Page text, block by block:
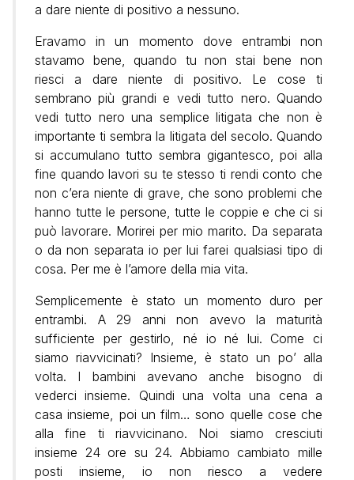
a dare niente di positivo a nessuno.
Eravamo in un momento dove entrambi non
stavamo bene, quando tu non stai bene non
riesci a dare niente di positivo. Le cose ti
sembrano più grandi e vedi tutto nero. Quando
vedi tutto nero una semplice litigata che non è
importante ti sembra la litigata del secolo. Quando
si accumulano tutto sembra gigantesco, poi alla
fine quando lavori su te stesso ti rendi conto che
non c’era niente di grave, che sono problemi che
hanno tutte le persone, tutte le coppie e che ci si
può lavorare. Morirei per mio marito. Da separata
o da non separata io per lui farei qualsiasi tipo di
cosa. Per me è l’amore della mia vita.
Semplicemente è stato un momento duro per
entrambi. A 29 anni non avevo la maturità
sufficiente per gestirlo, né io né lui. Come ci
siamo riavvicinati? Insieme, è stato un po’ alla
volta. I bambini avevano anche bisogno di
vederci insieme. Quindi una volta una cena a
casa insieme, poi un film… sono quelle cose che
alla fine ti riavvicinano. Noi siamo cresciuti
insieme 24 ore su 24. Abbiamo cambiato mille
posti insieme, io non riesco a vedere